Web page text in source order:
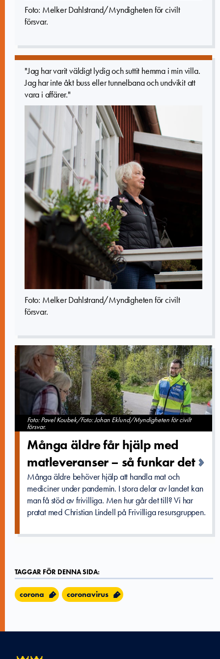
Foto: Melker Dahlstrand/Myndigheten för civilt
försvar.
"Jag har varit väldigt lydig och suttit hemma i min villa.
Jag har inte åkt buss eller tunnelbana och undvikit att
vara i affärer."
Foto: Melker Dahlstrand/Myndigheten för civilt
försvar.
Foto: Pavel Koubek/Foto: Johan Eklund/Myndigheten för civilt
försvar.
Många äldre får hjälp med
matleveran­ser – så funkar det
Många äldre behöver hjälp att handla mat och
mediciner under pandemin. I stora delar av landet kan
man få stöd av frivilliga. Men hur går det till? Vi har
pratat med Christian Lindell på Frivilliga resursgruppen.
TAGGAR FÖR DENNA SIDA:
corona coronavirus